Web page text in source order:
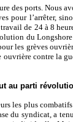
des ports. Nous
pour
de 24 à 8
du
les grèves
contre la
au parti
les plus
du syndicat, a